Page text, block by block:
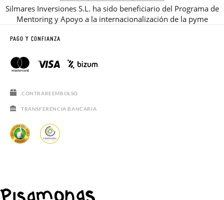
Silmares Inversiones S.L. ha sido beneficiario del Programa de
Mentoring y Apoyo a la internacionalización de la pyme
PAGO Y CONFIANZA
CONTRAREEMBOLSO
TRANSFERENCIA BANCARIA